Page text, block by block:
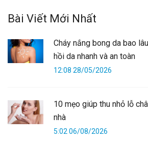
Bài Viết Mới Nhất
Cháy nắng bong da bao
hồi da nhanh và an toàn
12:08 28/05/2026
10 mẹo giúp thu nhỏ lỗ
nhà
5:02 06/08/2026